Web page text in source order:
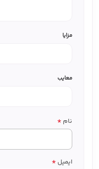
مزایا
معایب
نام *
ایمیل *